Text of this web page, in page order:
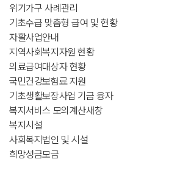
위기가구 사례관리
기초수급 맞춤형 급여 및 현황
자활사업안내
지역사회복지자원 현황
의료급여대상자 현황
국민건강보험료 지원
기초생활보장사업 기금 융자
복지서비스 모의계산새창
복지시설
사회복지법인 및 시설
희망성금모금